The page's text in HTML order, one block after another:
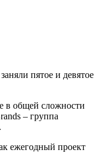
пятое и девятое
в общей сложности
– группа
ежегодный проект